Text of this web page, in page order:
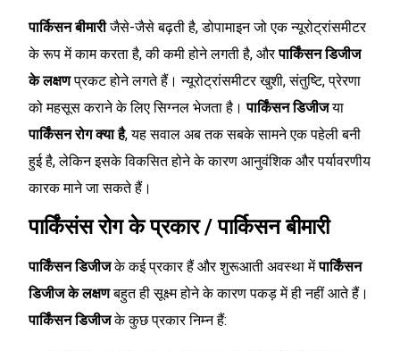
पार्किसन बीमारीजैसे-जैसे बढ़ती है, डोपामाइन जो एक न्यूरोट्रांसमीटर
के रूप में काम करता है, की कमी होने लगती है, औरपार्किंसन डिजीज
के लक्षणप्रकट होने लगते हैं। न्यूरोट्रांसमीटर खुशी, संतुष्टि, प्रेरणा
को महसूस कराने के लिए सिग्नल भेजता है।पार्किंसन डिजीजया
पार्किंसन रोग क्या है, यह सवाल अब तक सबके सामने एक पहेली बनी
हुई है, लेकिन इसके विकसित होने के कारण आनुवंशिक और पर्यावरणीय
कारक माने जा सकते हैं।
पार्किंसंस रोग के प्रकार / पार्किसन बीमारी
पार्किंसन डिजीजके कई प्रकार हैं और शुरूआती अवस्था मेंपार्किंसन
डिजीज के लक्षणबहुत ही सूक्ष्म होने के कारण पकड़ में ही नहीं आते हैं।
पार्किंसन डिजीजके कुछ प्रकार निम्न हैं: